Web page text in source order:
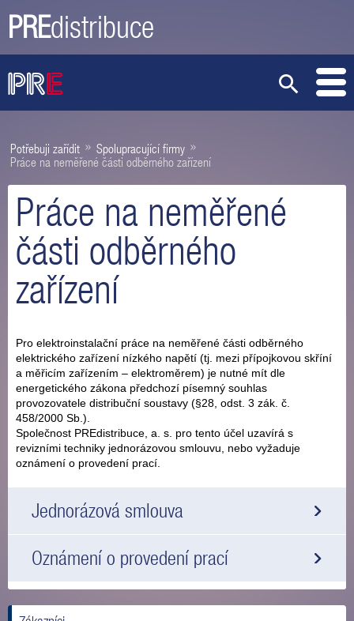
PREdistribuce
Potřebuji zařídit » Spolupracující firmy »
Práce na neměřené části odběrného zařízení
Práce na neměřené
části odběrného
zařízení
Pro elektroinstalační práce na neměřené části odběrného
elektrického zařízení nízkého napětí (tj. mezi přípojkovou skříní
a měřicím zařízením – elektroměrem) je nutné mít dle
energetického zákona předchozí písemný souhlas
provozovatele distribuční soustavy (§28, odst. 3 zák. č.
458/2000 Sb.).
Společnost PREdistribuce, a. s. pro tento účel uzavírá s
revizními techniky jednorázovou smlouvu, nebo vyžaduje
oznámení o provedení prací.
Jednorázová smlouva
Oznámení o provedení prací